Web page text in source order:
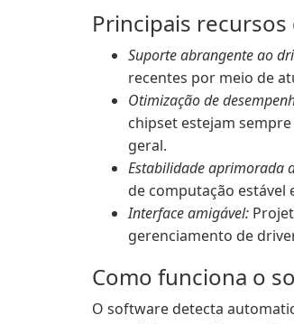
Principais
Suporte abrangente ao
recentes por meio de
Otimização de
chipset estejam
geral.
Estabilidade aprimorada
de computação estável
Interface amigável:
gerenciamento de
Como funciona o
O software detecta